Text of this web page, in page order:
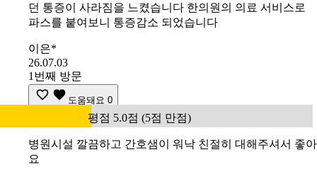
던 통증이 사라짐을 느켰습니다 한의원의 의료 서비스로
파스를 붙여보니 통증감소 되었습니다
이은*
26.07.03
1번째 방문
도움돼요 0
평점 5.0점 (5점 만점)
병원시설 깔끔하고 간호샘이 워낙 친절히 대해주셔서 좋아
요